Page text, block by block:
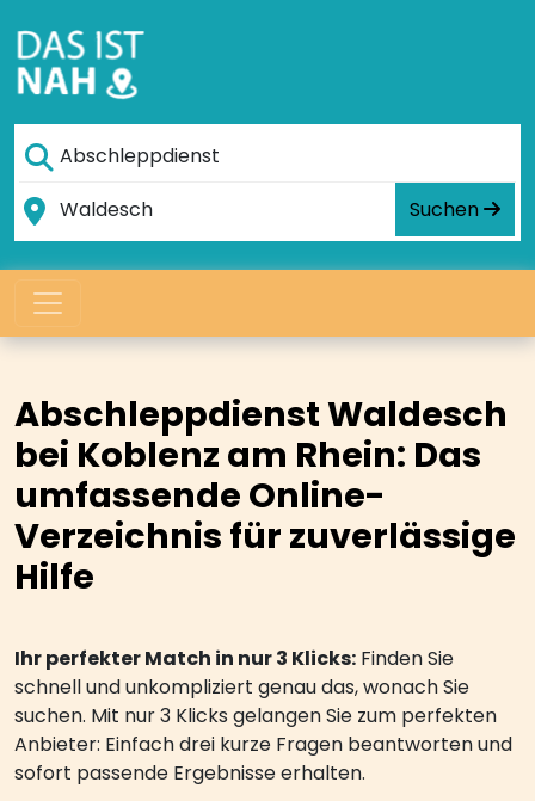
Suchen
Abschleppdienst Waldesch
bei Koblenz am Rhein: Das
umfassende Online-
Verzeichnis für zuverlässige
Hilfe
Ihr perfekter Match in nur 3 Klicks: Finden Sie
schnell und unkompliziert genau das, wonach Sie
suchen. Mit nur 3 Klicks gelangen Sie zum perfekten
Anbieter: Einfach drei kurze Fragen beantworten und
sofort passende Ergebnisse erhalten.